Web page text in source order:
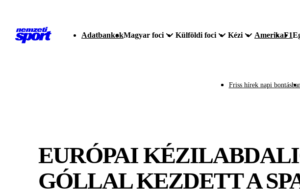
AdatbankokMagyar foci Külföldi foci Kézi AmerikaF1
Friss hírek napi
EURÓPAI
GÓLLAL KEZDETT A